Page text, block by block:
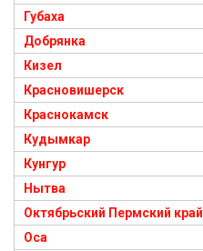
Губаха
Добрянка
Кизел
Красновишерск
Краснокамск
Кудымкар
Кунгур
Нытва
Октябрьский Пермский край
Оса